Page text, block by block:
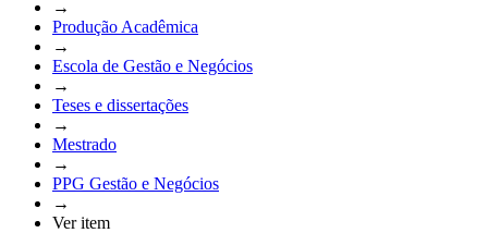
→
Produção Acadêmica
→
Escola de Gestão e Negócios
→
Teses e dissertações
→
Mestrado
→
PPG Gestão e Negócios
→
Ver item